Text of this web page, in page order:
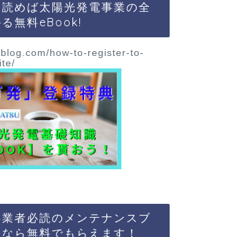
めば太陽光発電事業の全
無料eBook!
how-to-register-to-
者必読のメンテナンスブ
ら無料でもらえます！